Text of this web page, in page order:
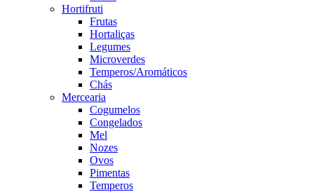
Hortifruti
Frutas
Hortaliças
Legumes
Microverdes
Temperos/Aromáticos
Chás
Mercearia
Cogumelos
Congelados
Mel
Nozes
Ovos
Pimentas
Temperos